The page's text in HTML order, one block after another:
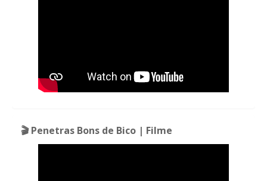
🎬 Penetras Bons de Bico | Filme